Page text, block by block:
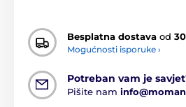
Besplatna dostava od
Mogućnosti isporuke ›
Potreban vam je
Pišite nam